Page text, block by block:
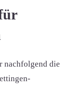
nachfolgend die